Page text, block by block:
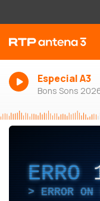
Especial A3
Bons Sons
ERRO
ERROR